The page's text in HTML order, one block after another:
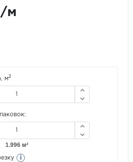
м
м2
i